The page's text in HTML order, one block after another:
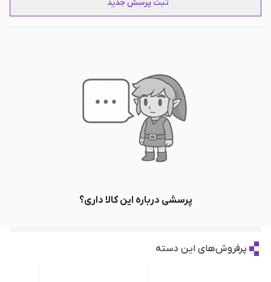
ثبت پرسش جدید
پرسشی درباره این کالا داری؟
پرفروش‌های این دسته